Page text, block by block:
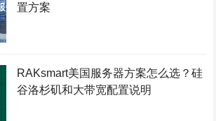
置方案
RAKsmart美国服务器方案怎么选？硅
谷洛杉矶和大带宽配置说明